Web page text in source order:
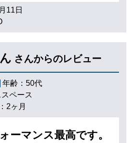
11日
さんからのレビュー
年齢： 50代
ペース
2ヶ月
ーマンス最高です。